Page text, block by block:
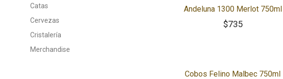
Catas
Cervezas
Cristalería
Merchandise
Andeluna 1300 Merlot 750ml
$735
Cobos Felino Malbec 750ml